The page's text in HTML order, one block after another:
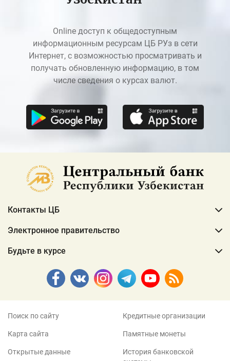
Online доступ к общедоступным
информационным ресурсам ЦБ РУз в сети
Интернет, с возможностью просматривать и
получать обновленную информацию, в том
числе сведения о курсах валют.
Контакты ЦБ
Электронное правительство
Будьте в курсе
Поиск по сайту
Карта сайта
Открытые данные
Кредитные организации
Памятные монеты
История банковской